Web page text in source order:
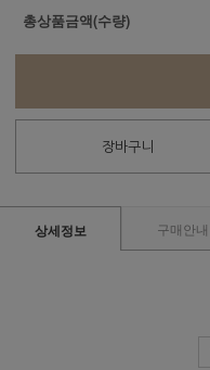
총상품금액(수량)
장바구니
상세정보 구매안내